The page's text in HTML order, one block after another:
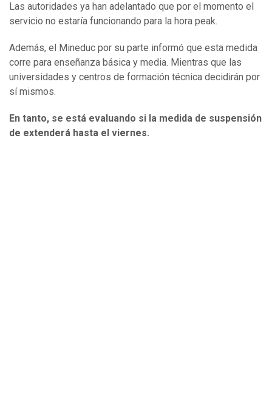
Las autoridades ya han adelantado que por el momento el
servicio no estaría funcionando para la hora peak.
Además, el Mineduc por su parte informó que esta medida
corre para enseñanza básica y media. Mientras que las
universidades y centros de formación técnica decidirán por
sí mismos.
En tanto, se está evaluando si la medida de suspensión
de extenderá hasta el viernes.